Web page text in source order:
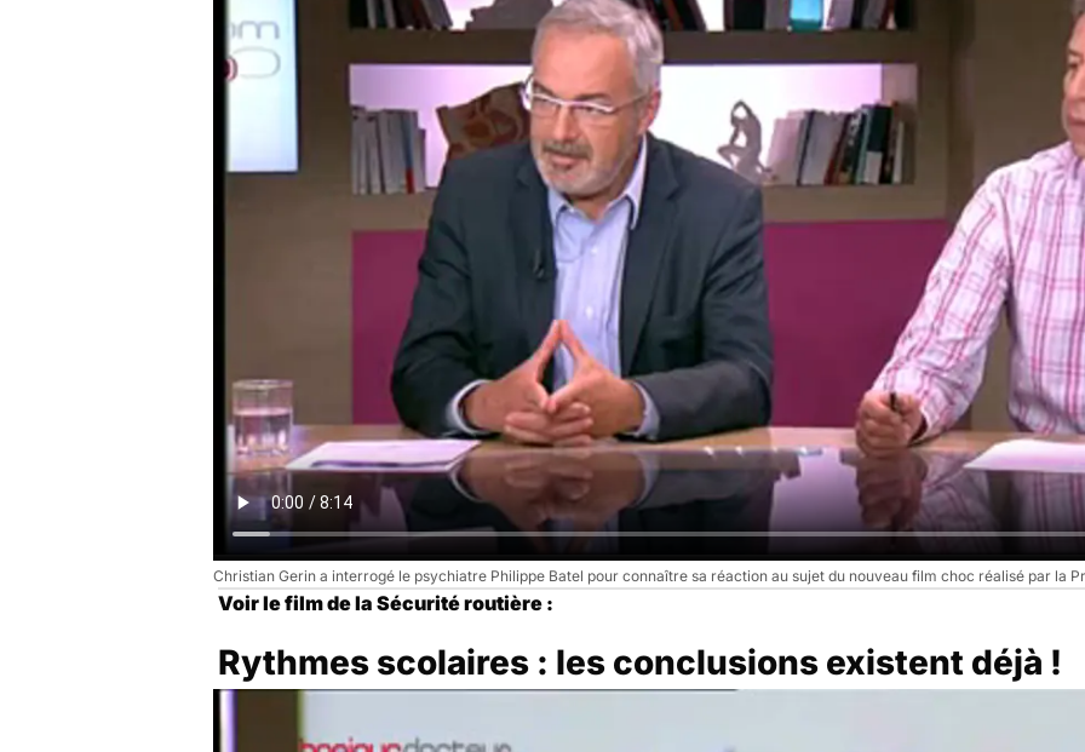
Christian Gerin a interrogé le psychiatre Philippe Batel pour connaître sa réaction au sujet du nouveau film choc réalisé par la
Voir le film de la Sécurité routière :
Rythmes scolaires : les conclusions existent déjà !